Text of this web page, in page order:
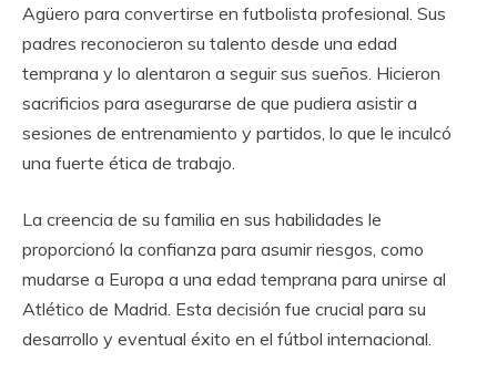
Agüero para convertirse en futbolista profesional. Sus
padres reconocieron su talento desde una edad
temprana y lo alentaron a seguir sus sueños. Hicieron
sacrificios para asegurarse de que pudiera asistir a
sesiones de entrenamiento y partidos, lo que le inculcó
una fuerte ética de trabajo.
La creencia de su familia en sus habilidades le
proporcionó la confianza para asumir riesgos, como
mudarse a Europa a una edad temprana para unirse al
Atlético de Madrid. Esta decisión fue crucial para su
desarrollo y eventual éxito en el fútbol internacional.